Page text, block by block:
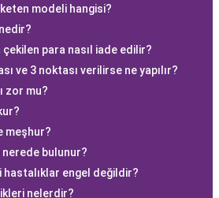
modeli hangisi?
para nasıl iade edilir?
ve 3 noktası verilirse ne yapılır?
zor mu?
meşhur?
nerede bulunur?
hastalıklar engel değildir?
nelerdir?